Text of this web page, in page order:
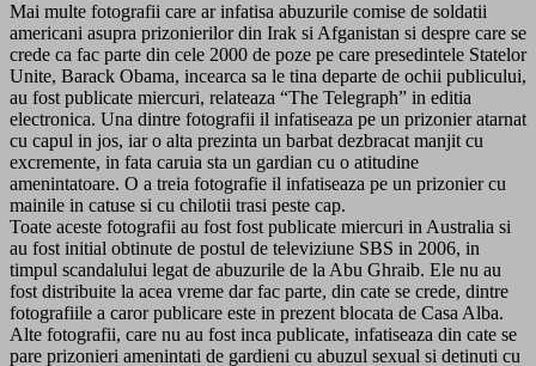
Mai multe fotografii care ar infatisa abuzurile comise de soldatii
americani asupra prizonierilor din Irak si Afganistan si despre care se
crede ca fac parte din cele 2000 de poze pe care presedintele Statelor
Unite, Barack Obama, incearca sa le tina departe de ochii publicului,
au fost publicate miercuri, relateaza “The Telegraph” in editia
electronica. Una dintre fotografii il infatiseaza pe un prizonier atarnat
cu capul in jos, iar o alta prezinta un barbat dezbracat manjit cu
excremente, in fata caruia sta un gardian cu o atitudine
amenintatoare. O a treia fotografie il infatiseaza pe un prizonier cu
mainile in catuse si cu chilotii trasi peste cap.
Toate aceste fotografii au fost fost publicate miercuri in Australia si
au fost initial obtinute de postul de televiziune SBS in 2006, in
timpul scandalului legat de abuzurile de la Abu Ghraib. Ele nu au
fost distribuite la acea vreme dar fac parte, din cate se crede, dintre
fotografiile a caror publicare este in prezent blocata de Casa Alba.
Alte fotografii, care nu au fost inca publicate, infatiseaza din cate se
pare prizonieri amenintati de gardieni cu abuzul sexual si detinuti cu